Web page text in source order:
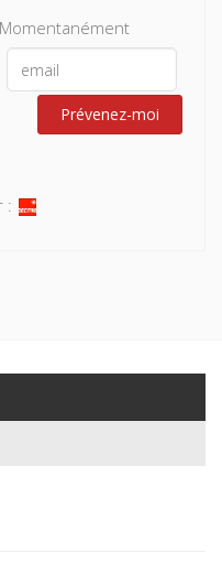
Prévenez-moi
: